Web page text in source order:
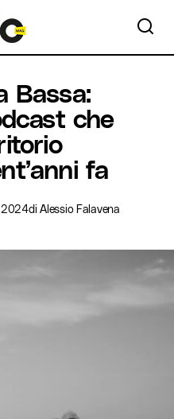
Bassa:
che
fa
2024di Alessio Falavena